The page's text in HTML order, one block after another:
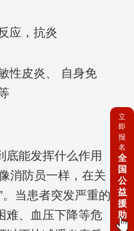
应，抗炎
性皮炎、 自身免
底能发挥什么作用
消防员一样，在关
。当患者突发严重的
难、血压下降等危
立
即
报
名
全
国
公
益
援
助